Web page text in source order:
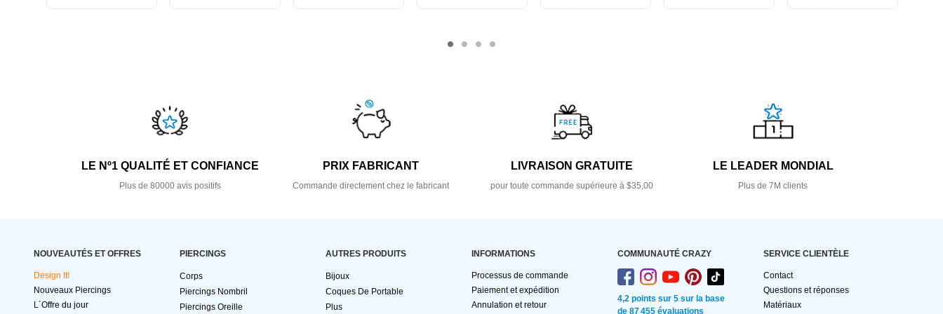
LE Nº1 QUALITÉ ET CONFIANCE
Plus de 80000 avis positifs
PRIX FABRICANT
Commande directement chez le fabricant
LIVRAISON GRATUITE
pour toute commande supérieure à $35,00
LE LEADER MONDIAL
Plus de 7M clients
NOUVEAUTÉS ET OFFRES
Design It!
Nouveaux Piercings
L´Offre du jour
PIERCINGS
Corps
Piercings Nombril
Piercings Oreille
AUTRES PRODUITS
Bijoux
Coques De Portable
Plus
INFORMATIONS
Processus de commande
Paiement et expédition
Annulation et retour
COMMUNAUTÉ CRAZY
4,2 points sur 5 sur la base
de 87 455 évaluations
SERVICE CLIENTÈLE
Contact
Questions et réponses
Matériaux